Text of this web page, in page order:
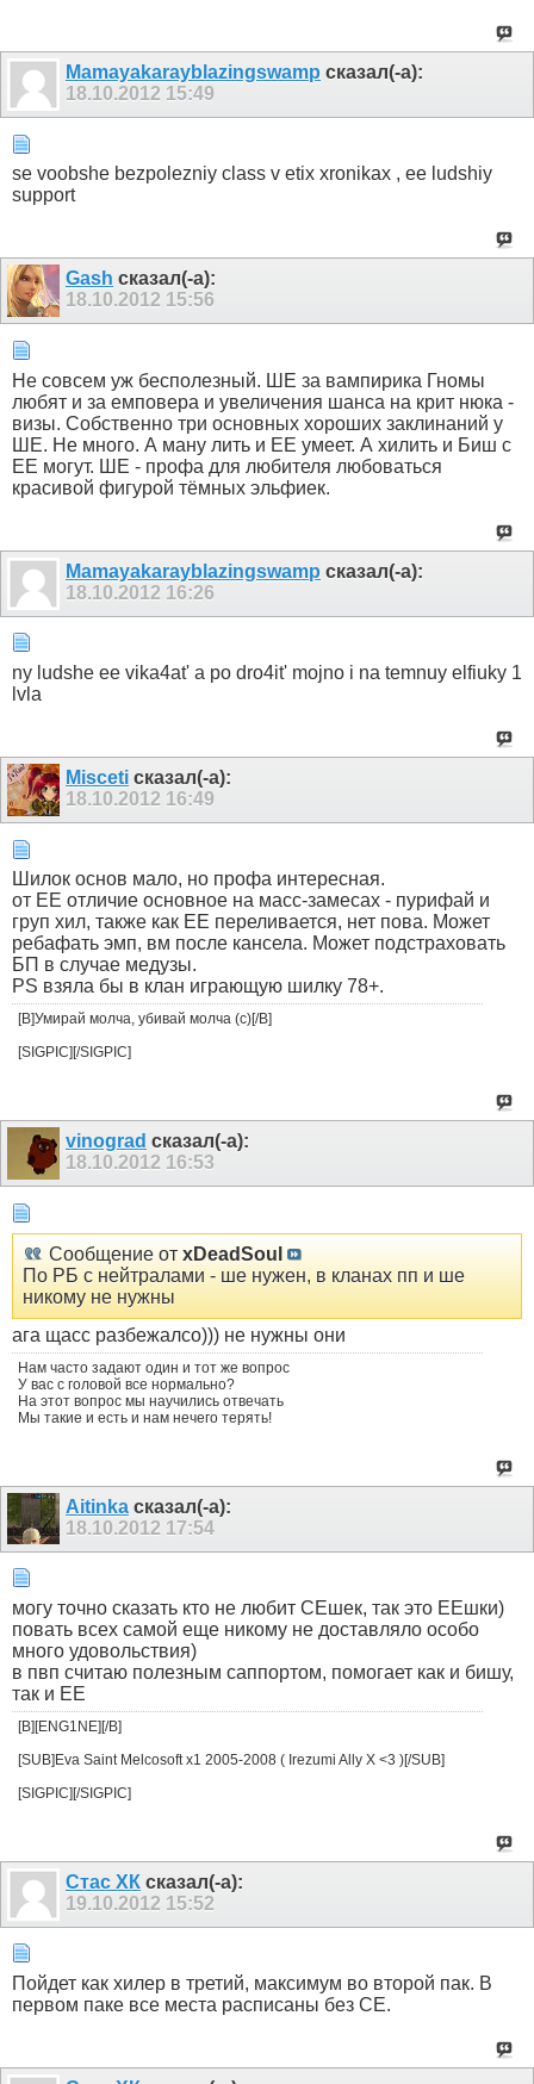
Mamayakarayblazingswamp сказал(-а):
18.10.2012 15:49
se voobshe bezpolezniy class v etix xronikax , ee ludshiy
support
Gash сказал(-а):
18.10.2012 15:56
Не совсем уж бесполезный. ШЕ за вампирика Гномы
любят и за емповера и увеличения шанса на крит нюка -
визы. Собственно три основных хороших заклинаний у
ШЕ. Не много. А ману лить и ЕЕ умеет. А хилить и Биш с
ЕЕ могут. ШЕ - профа для любителя любоваться
красивой фигурой тёмных эльфиек.
Mamayakarayblazingswamp сказал(-а):
18.10.2012 16:26
ny ludshe ee vika4at' a po dro4it' mojno i na temnuy elfiuky 1
lvla
Misceti сказал(-а):
18.10.2012 16:49
Шилок основ мало, но профа интересная.
от ЕЕ отличие основное на масс-замесах - пурифай и
груп хил, также как ЕЕ переливается, нет пова. Может
ребафать эмп, вм после кансела. Может подстраховать
БП в случае медузы.
PS взяла бы в клан играющую шилку 78+.
[B]Умирай молча, убивай молча (с)[/B]
[SIGPIC][/SIGPIC]
vinograd сказал(-а):
18.10.2012 16:53
Сообщение от xDeadSoul
По РБ с нейтралами - ше нужен, в кланах пп и ше
никому не нужны
ага щасс разбежалсо))) не нужны они
Нам часто задают один и тот же вопрос
У вас с головой все нормально?
На этот вопрос мы научились отвечать
Мы такие и есть и нам нечего терять!
Aitinka сказал(-а):
18.10.2012 17:54
могу точно сказать кто не любит СЕшек, так это ЕЕшки)
повать всех самой еще никому не доставляло особо
много удовольствия)
в пвп считаю полезным саппортом, помогает как и бишу,
так и ЕЕ
[B][ENG1NE][/B]
[SUB]Eva Saint Melcosoft x1 2005-2008 ( Irezumi Ally X <3 )[/SUB]
[SIGPIC][/SIGPIC]
Стас ХК сказал(-а):
19.10.2012 15:52
Пойдет как хилер в третий, максимум во второй пак. В
первом паке все места расписаны без СЕ.